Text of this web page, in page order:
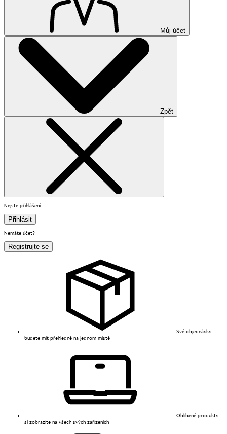
Můj účet
Zpět
Nejste přihlášení
Přihlásit
Nemáte účet?
Registrujte se
Své objednávky
budete mít přehledně na jednom místě
Oblíbené produkty
si zobrazíte na všech svých zařízeních